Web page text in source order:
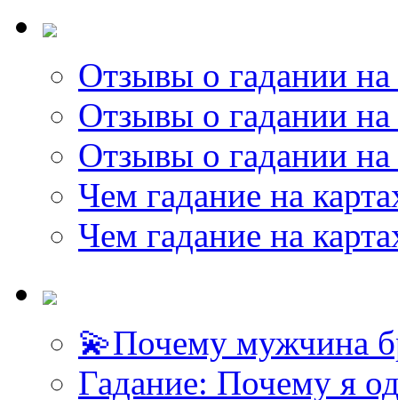
Отзывы о гадании на
Отзывы о гадании на
Отзывы о гадании на
Чем гадание на
Чем гадание на
💫Почему мужчина
Гадание: Почему я